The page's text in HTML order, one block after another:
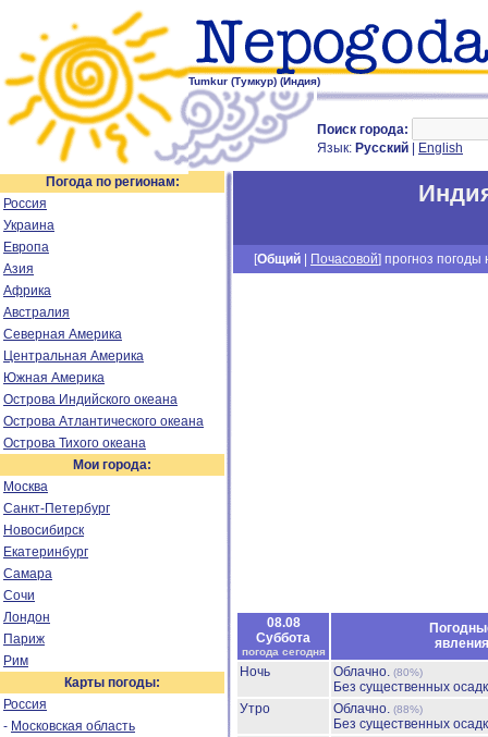
Tumkur (Тумкур) (Индия)
Поиск города:
Язык: Русский English
Погода по регионам:
Россия
Украина
Европа
Азия
Африка
Австралия
Северная Америка
Центральная Америка
Южная Америка
Острова Индийского океана
Острова Атлантического океана
Острова Тихого океана
Мои города:
Москва
Санкт-Петербург
Новосибирск
Екатеринбург
Самара
Сочи
Лондон
Париж
Рим
Карты погоды:
Россия
- Московская область
[Общий Почасовой] прогноз погоды
08.08
Суббота
погода сегодня
явления
Ночь
Облачно. (80%)
Без существенных
Утро
Облачно. (88%)
Без существенных